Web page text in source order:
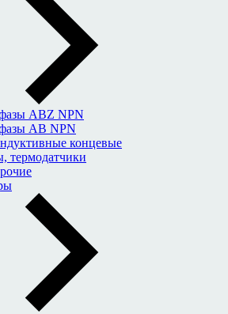
ABZ NPN
AB NPN
концевые
термодатчики